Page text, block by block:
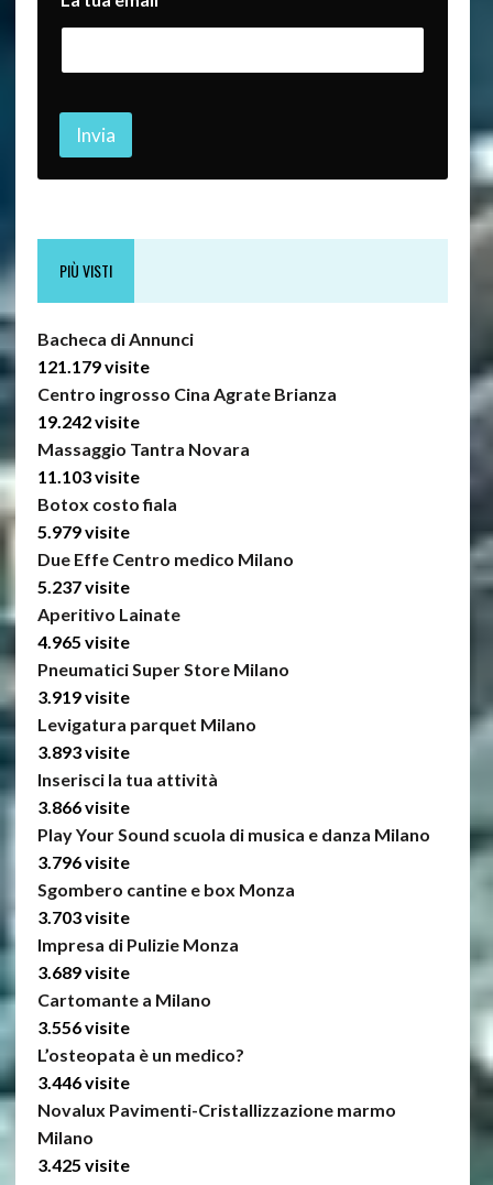
L
a
Invia
PIÙ VISTI
Bacheca di Annunci
121.179 visite
Centro ingrosso Cina Agrate Brianza
19.242 visite
Massaggio Tantra Novara
11.103 visite
Botox costo fiala
5.979 visite
Due Effe Centro medico Milano
5.237 visite
Aperitivo Lainate
4.965 visite
Pneumatici Super Store Milano
3.919 visite
Levigatura parquet Milano
3.893 visite
Inserisci la tua attività
3.866 visite
Play Your Sound scuola di musica e danza Milano
3.796 visite
Sgombero cantine e box Monza
3.703 visite
Impresa di Pulizie Monza
3.689 visite
Cartomante a Milano
3.556 visite
L’osteopata è un medico?
3.446 visite
Novalux Pavimenti-Cristallizzazione marmo
Milano
3.425 visite